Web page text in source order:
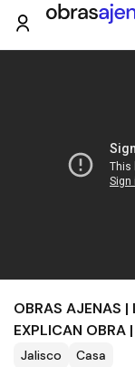
OBRAS AJENAS
EXPLICAN OBRA
Jalisco Casa